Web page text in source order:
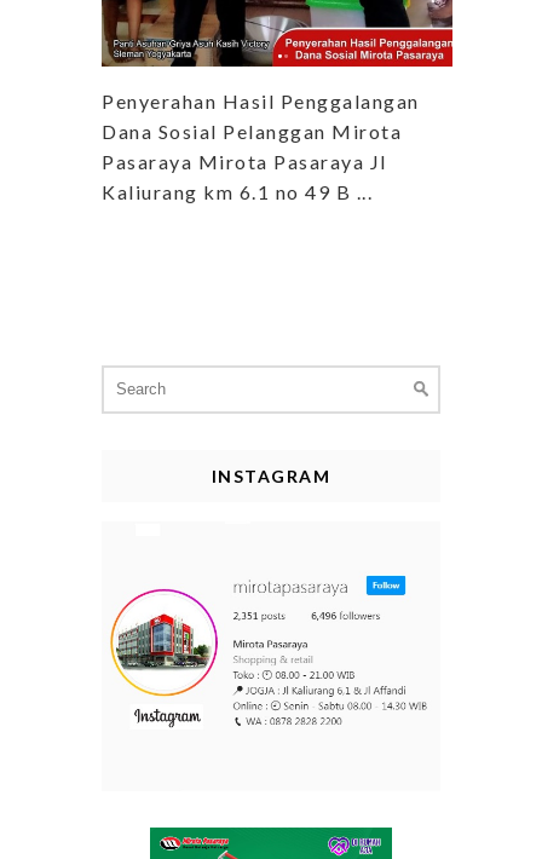
Penyerahan Hasil Penggalangan
Dana Sosial Pelanggan Mirota
Pasaraya Mirota Pasaraya Jl
Kaliurang km 6.1 no 49 B ...
for:
INSTAGRAM